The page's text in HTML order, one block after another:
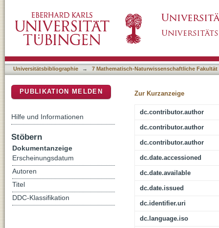
Universitätsbibliographie → 7 Mathematisch-Naturwissenschaftliche Fakultät
Zur Kurzanzeige
dc.contributor.author
dc.contributor.author
dc.contributor.author
dc.date.accessioned
dc.date.available
dc.date.issued
dc.identifier.uri
dc.language.iso
PUBLIKATION MELDEN
Hilfe und Informationen
Stöbern
Dokumentanzeige
Erscheinungsdatum
Autoren
Titel
DDC-Klassifikation